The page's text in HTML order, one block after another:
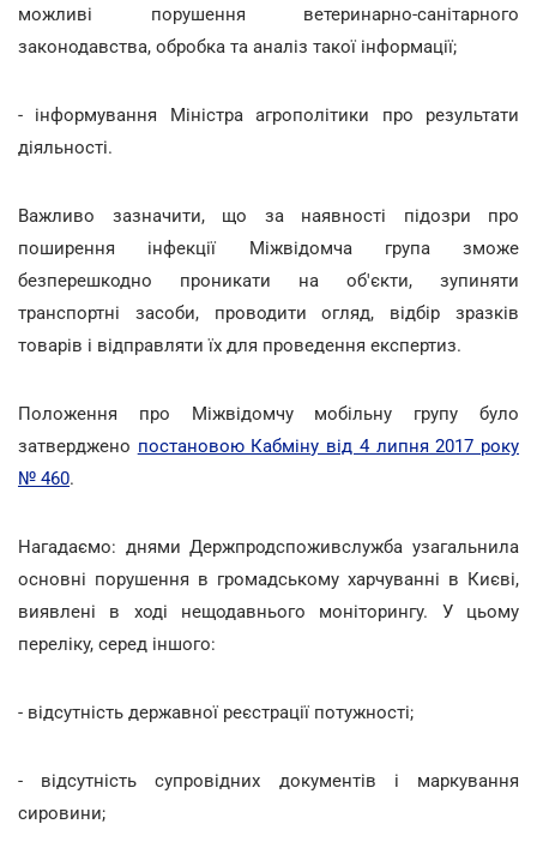
можливі порушення ветеринарно-санітарного
законодавства, обробка та аналіз такої інформації;
- інформування Міністра агрополітики про результати
діяльності.
Важливо зазначити, що за наявності підозри про
поширення інфекції Міжвідомча група зможе
безперешкодно проникати на об'єкти, зупиняти
транспортні засоби, проводити огляд, відбір зразків
товарів і відправляти їх для проведення експертиз.
Положення про Міжвідомчу мобільну групу було
затверджено постановою Кабміну від 4 липня 2017 року
№ 460.
Нагадаємо: днями Держпродспоживслужба узагальнила
основні порушення в громадському харчуванні в Києві,
виявлені в ході нещодавнього моніторингу. У цьому
переліку, серед іншого:
- відсутність державної реєстрації потужності;
- відсутність супровідних документів і маркування
сировини;